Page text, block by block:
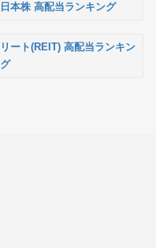
日本株 高配当ランキング
リート(REIT) 高配当ランキン
グ